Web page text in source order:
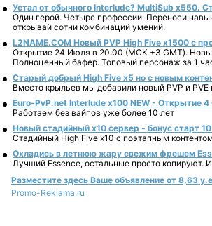
Устал от обычного Interlude? MultiSub x550.
Один герой. Четыре профессии. Переноси
открывай сотни комбинаций умений.
L2NAME.COM Новый PVP High Five x1500 с
Открытие 24 Июля в 20:00 (МСК +3 GMT).
Полноценный бафер. Топовый персонаж за 1
Старый добрый High Five x5 но с новым
Вместо крыльев мы добавили новый PVP и PVE
Euro-PvP.net Interlude х100 NEW - Открытие 4
Работаем без вайпов уже более 10 лет
Новый стадийный х10 сервер - бонус старт
Стадийный High Five x10 с поэтапным
Охладись в летнюю жару свежим фрешем
Лучший Essence, остальные просто копируют.
Разместите здесь Ваше объявление от 8,63
Promo-Reklama.ru